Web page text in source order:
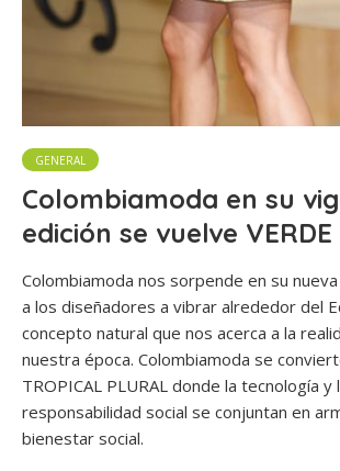
GENERAL
Colombiamoda en su
edición se vuelve VERDE
Colombiamoda nos sorpende en su
a los diseñadores a vibrar alrededor del
concepto natural que nos acerca a la
nuestra época. Colombiamoda se
TROPICAL PLURAL donde la tecnología y
responsabilidad social se conjuntan en
bienestar social.